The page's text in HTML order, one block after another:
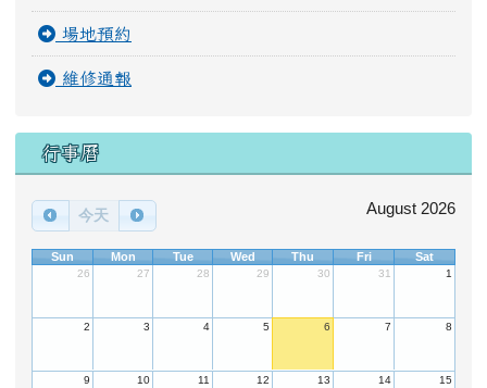
場地預約
維修通報
行事曆
今天 August 2026
Sun Mon Tue Wed Thu Fri Sat
26 27 28 29 30 31 1
2 3 4 5 6 7 8
9 10 11 12 13 14 15